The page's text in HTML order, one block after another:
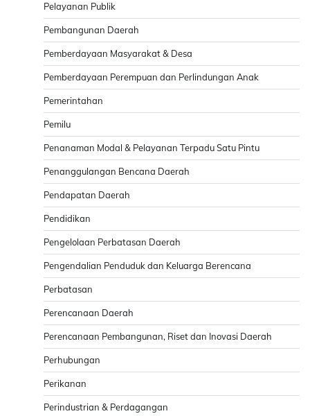
Pelayanan Publik
Pembangunan Daerah
Pemberdayaan Masyarakat & Desa
Pemberdayaan Perempuan dan Perlindungan Anak
Pemerintahan
Pemilu
Penanaman Modal & Pelayanan Terpadu Satu Pintu
Penanggulangan Bencana Daerah
Pendapatan Daerah
Pendidikan
Pengelolaan Perbatasan Daerah
Pengendalian Penduduk dan Keluarga Berencana
Perbatasan
Perencanaan Daerah
Perencanaan Pembangunan, Riset dan Inovasi Daerah
Perhubungan
Perikanan
Perindustrian & Perdagangan